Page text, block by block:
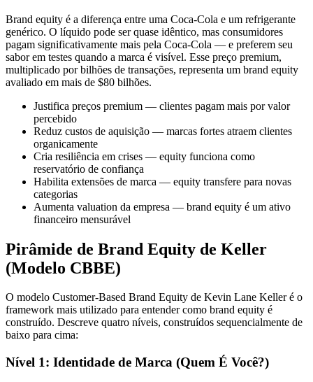
Brand equity é a diferença entre uma Coca-Cola e um refrigerante
genérico. O líquido pode ser quase idêntico, mas consumidores
pagam significativamente mais pela Coca-Cola — e preferem seu
sabor em testes quando a marca é visível. Esse preço premium,
multiplicado por bilhões de transações, representa um brand equity
avaliado em mais de $80 bilhões.
Justifica preços premium — clientes pagam mais por valor
percebido
Reduz custos de aquisição — marcas fortes atraem clientes
organicamente
Cria resiliência em crises — equity funciona como
reservatório de confiança
Habilita extensões de marca — equity transfere para novas
categorias
Aumenta valuation da empresa — brand equity é um ativo
financeiro mensurável
Pirâmide de Brand Equity de Keller
(Modelo CBBE)
O modelo Customer-Based Brand Equity de Kevin Lane Keller é o
framework mais utilizado para entender como brand equity é
construído. Descreve quatro níveis, construídos sequencialmente de
baixo para cima:
Nível 1: Identidade de Marca (Quem É Você?)